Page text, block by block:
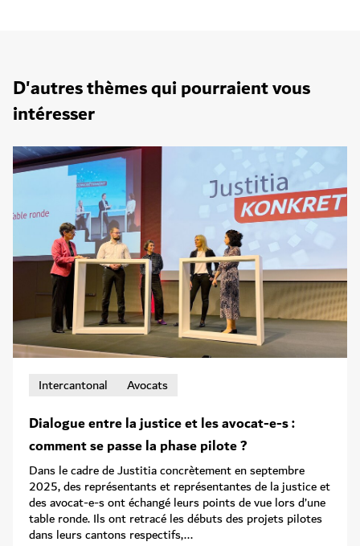
D'autres thèmes qui pourraient vous
intéresser
Intercantonal Avocats
Dialogue entre la justice et les avocat-e-s :
comment se passe la phase pilote ?
Dans le cadre de Justitia concrètement en septembre
2025, des représentants et représentantes de la justice et
des avocat-e-s ont échangé leurs points de vue lors d’une
table ronde. Ils ont retracé les débuts des projets pilotes
dans leurs cantons respectifs,...